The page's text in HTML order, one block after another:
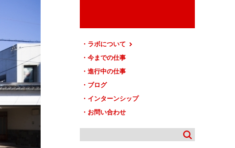
ラボについて
今までの仕事
進行中の仕事
ブログ
インターンシップ
お問い合わせ